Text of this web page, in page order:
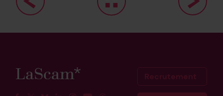
Recrutement